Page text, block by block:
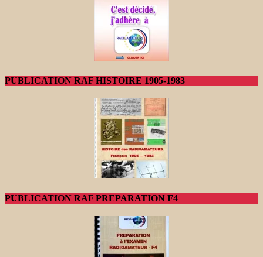
PUBLICATION RAF HISTOIRE 1905-1983
PUBLICATION RAF PREPARATION F4